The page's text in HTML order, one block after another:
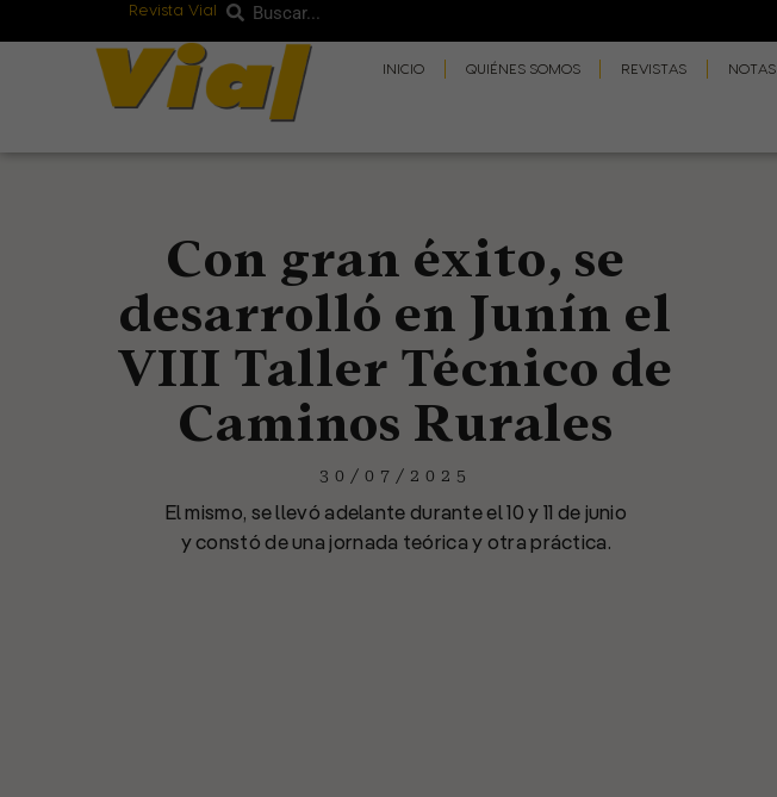
Revista Vial Buscar
Buscar
INICIO QUIÉNES SOMOS REVISTAS NOTAS
Con gran éxito, se
desarrolló en Junín el
VIII Taller Técnico de
Caminos Rurales
30/07/2025
El mismo, se llevó adelante durante el 10 y 11 de junio
y constó de una jornada teórica y otra práctica.